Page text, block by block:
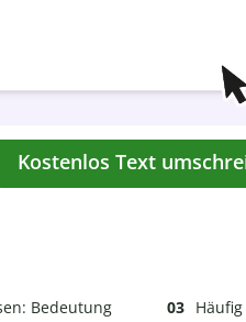
Kostenlos Text
Bedeutung